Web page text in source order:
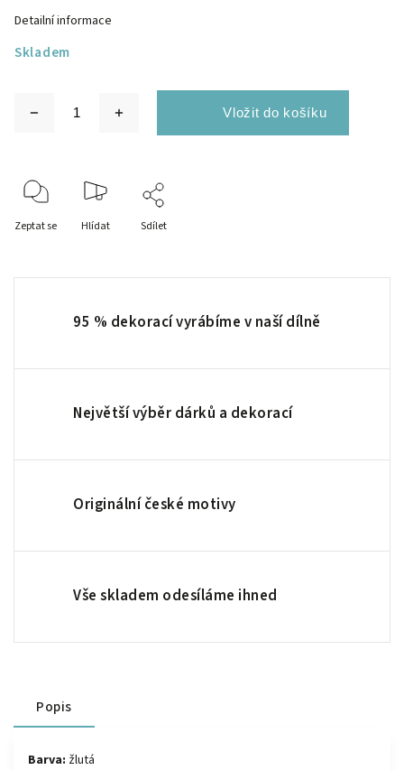
Skladem
Detailní informace
Zeptat se Hlídat Sdílet
95 % dekorací vyrábíme v naší dílně
Největší výběr dárků a dekorací
Originální české motivy
Vše skladem odesíláme ihned
Popis
Barva: žlutá